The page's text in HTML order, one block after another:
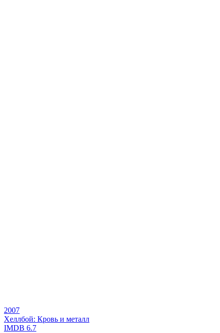
2007
Хеллбой: Кровь и металл
IMDB 6.7